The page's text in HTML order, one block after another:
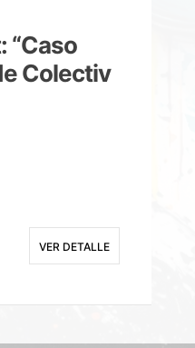
“Caso
Colectiv
VER DETALLE